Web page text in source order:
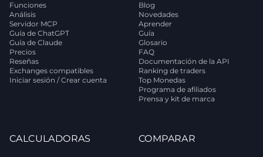
Funciones
Análisis
Servidor MCP
Guía de ChatGPT
Guía de Claude
Precios
Reseñas
Exchanges compatibles
Iniciar sesión / Crear cuenta
Blog
Novedades
Aprender
Guía
Glosario
FAQ
Documentación de la API
Ranking de traders
Top Monedas
Programa de afiliados
Prensa y kit de marca
CALCULADORAS COMPARAR